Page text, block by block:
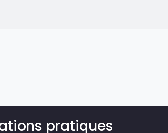
(WYSIWYG)
pratiques